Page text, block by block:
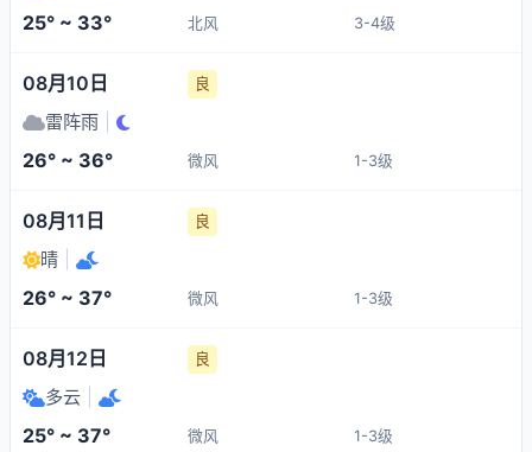
25° ~ 33° 北风 3-4级
08月10日 良
雷阵雨
26° ~ 36° 微风 1-3级
08月11日 良
晴
26° ~ 37° 微风 1-3级
08月12日 良
多云
25° ~ 37° 微风 1-3级